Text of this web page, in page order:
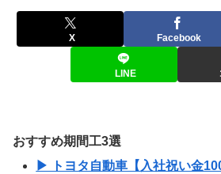
X Facebook
LINE
おすすめ期間工3選
▶ トヨタ自動車【入社祝い金